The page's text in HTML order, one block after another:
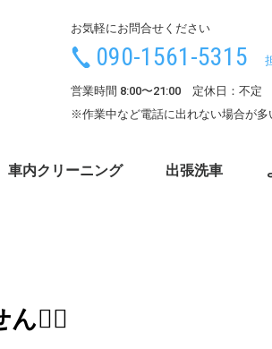
お気軽にお問合せください
090-1561-5315
営業時間 8:00〜21:00 定休日：不定
※作業中など電話に出れない場合が多
車内クリーニング 出張洗車
🙇‍♂️